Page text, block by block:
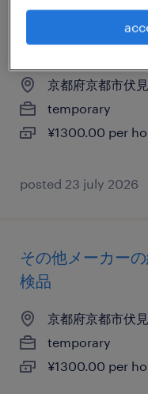
その他メーカー
検品、その他（
京都府京都市伏
temporary
¥1300.00 per
posted 23 july 2026
その他メーカー
検品
京都府京都市伏
temporary
¥1300.00 per